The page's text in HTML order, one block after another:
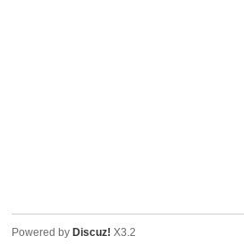
Powered by Discuz! X3.2